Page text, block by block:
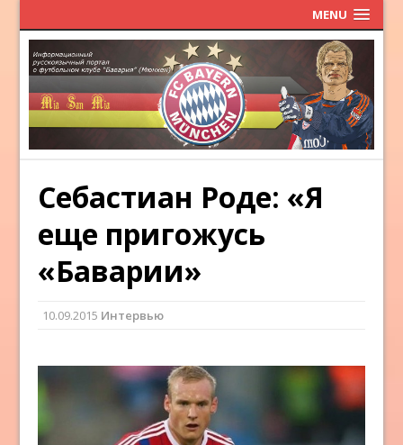
MENU
Себастиан Роде: «Я
еще пригожусь
«Баварии»
10.09.2015 Интервью